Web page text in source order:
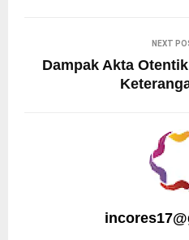
NEXT
Dampak Akta